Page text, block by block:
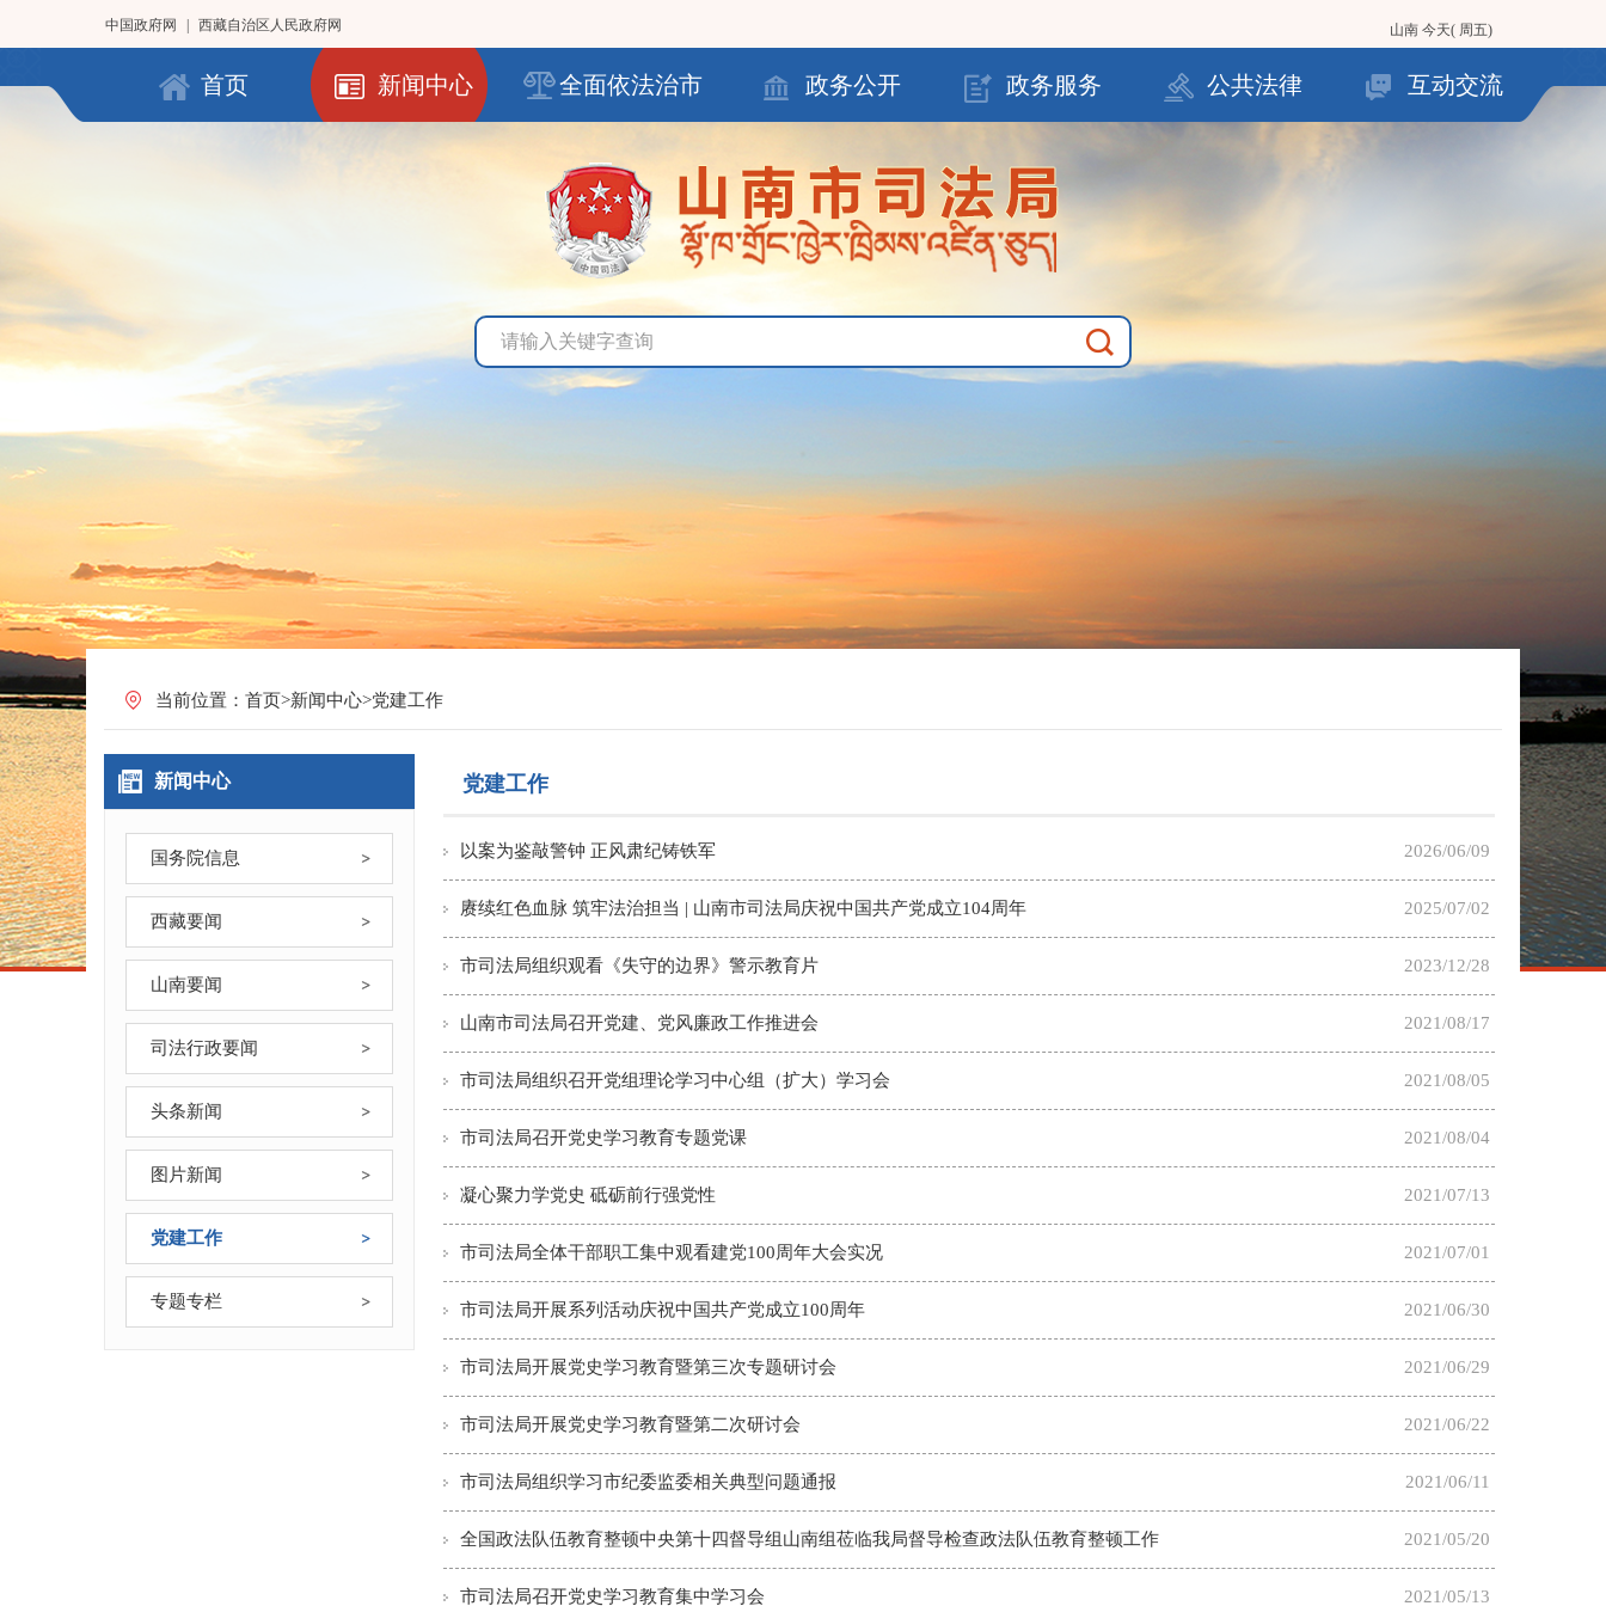
中国政府网 西藏自治区人民政府网 山南 今天( 周五)
首页 新闻中心 全面依法治市 政务公开 政务服务 公共法律 互动交流
当前位置： 首页>新闻中心>党建工作
新闻中心
国务院信息
西藏要闻
山南要闻
司法行政要闻
头条新闻
图片新闻
党建工作
专题专栏
党建工作
以案为鉴敲警钟 正风肃纪铸铁军 2026/06/09
赓续红色血脉 筑牢法治担当 | 山南市司法局庆祝中国共产党成立104周年 2025/07/02
市司法局组织观看《失守的边界》警示教育片 2023/12/28
山南市司法局召开党建、党风廉政工作推进会 2021/08/17
市司法局组织召开党组理论学习中心组（扩大）学习会 2021/08/05
市司法局召开党史学习教育专题党课 2021/08/04
凝心聚力学党史 砥砺前行强党性 2021/07/13
市司法局全体干部职工集中观看建党100周年大会实况 2021/07/01
市司法局开展系列活动庆祝中国共产党成立100周年 2021/06/30
市司法局开展党史学习教育暨第三次专题研讨会 2021/06/29
市司法局开展党史学习教育暨第二次研讨会 2021/06/22
市司法局组织学习市纪委监委相关典型问题通报 2021/06/11
全国政法队伍教育整顿中央第十四督导组山南组莅临我局督导检查政法队伍教育整顿工作 2021/05/20
市司法局召开党史学习教育集中学习会 2021/05/13